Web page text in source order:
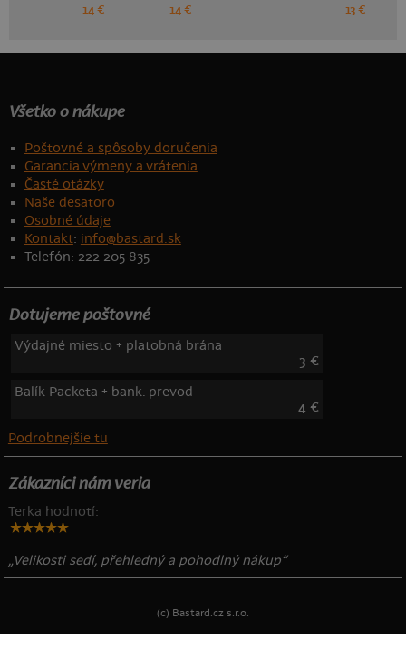
14 € 14 € 13 €
Všetko o nákupe
Poštovné a spôsoby doručenia
Garancia výmeny a vrátenia
Časté otázky
Naše desatoro
Osobné údaje
Kontakt: info@bastard.sk
Telefón: 222 205 835
Dotujeme poštovné
Výdajné miesto + platobná brána
3 €
Balík Packeta + bank. prevod
4 €
Podrobnejšie tu
Zákazníci nám veria
Terka hodnotí:
„Velikosti sedí, přehledný a pohodlný nákup“
(c) Bastard.cz s.r.o.